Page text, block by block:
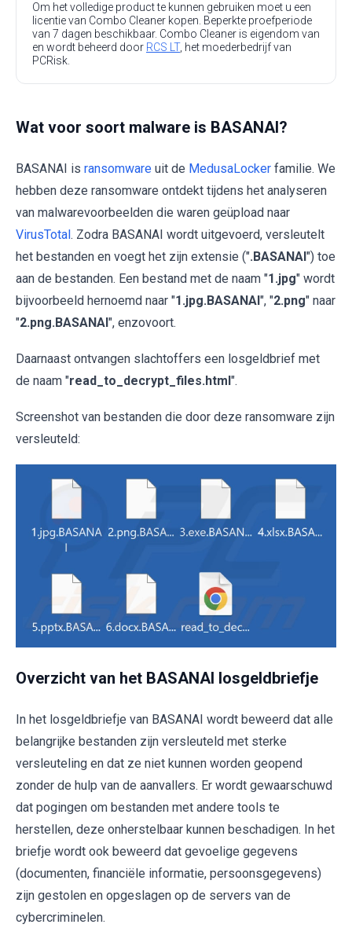
Om het volledige product te kunnen gebruiken moet u een
licentie van Combo Cleaner kopen. Beperkte proefperiode
van 7 dagen beschikbaar. Combo Cleaner is eigendom van
en wordt beheerd door RCS LT, het moederbedrijf van
PCRisk.
Wat voor soort malware is BASANAI?
BASANAI is ransomware uit de MedusaLocker familie. We
hebben deze ransomware ontdekt tijdens het analyseren
van malwarevoorbeelden die waren geüpload naar
VirusTotal. Zodra BASANAI wordt uitgevoerd, versleutelt
het bestanden en voegt het zijn extensie (".BASANAI") toe
aan de bestanden. Een bestand met de naam "1.jpg" wordt
bijvoorbeeld hernoemd naar "1.jpg.BASANAI", "2.png" naar
"2.png.BASANAI", enzovoort.
Daarnaast ontvangen slachtoffers een losgeldbrief met
de naam "read_to_decrypt_files.html".
Screenshot van bestanden die door deze ransomware zijn
versleuteld:
Overzicht van het BASANAI losgeldbriefje
In het losgeldbriefje van BASANAI wordt beweerd dat alle
belangrijke bestanden zijn versleuteld met sterke
versleuteling en dat ze niet kunnen worden geopend
zonder de hulp van de aanvallers. Er wordt gewaarschuwd
dat pogingen om bestanden met andere tools te
herstellen, deze onherstelbaar kunnen beschadigen. In het
briefje wordt ook beweerd dat gevoelige gegevens
(documenten, financiële informatie, persoonsgegevens)
zijn gestolen en opgeslagen op de servers van de
cybercriminelen.